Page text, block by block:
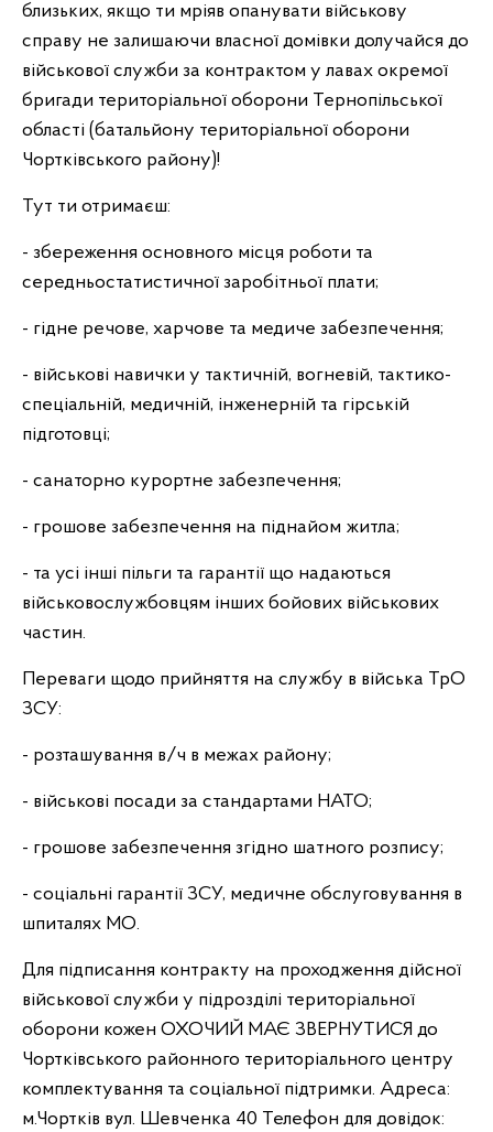
близьких, якщо ти мріяв опанувати військову
справу не залишаючи власної домівки долучайся до
військової служби за контрактом у лавах окремої
бригади територіальної оборони Тернопільської
області (батальйону територіальної оборони
Чортківського району)!
Тут ти отримаєш:
- збереження основного місця роботи та
середньостатистичної заробітньої плати;
- гідне речове, харчове та медиче забезпечення;
- військові навички у тактичній, вогневій, тактико-
спеціальній, медичній, інженерній та гірській
підготовці;
- санаторно курортне забезпечення;
- грошове забезпечення на піднайом житла;
- та усі інші пільги та гарантії що надаються
військовослужбовцям інших бойових військових
частин.
Переваги щодо прийняття на службу в війська ТрО
ЗСУ:
- розташування в/ч в межах району;
- військові посади за стандартами НАТО;
- грошове забезпечення згідно шатного розпису;
- соціальні гарантії ЗСУ, медичне обслуговування в
шпиталях МО.
Для підписання контракту на проходження дійсної
військової служби у підрозділі територіальної
оборони кожен ОХОЧИЙ МАЄ ЗВЕРНУТИСЯ до
Чортківського районного територіального центру
комплектування та соціальної підтримки. Адреса:
м.Чортків вул. Шевченка 40 Телефон для довідок: